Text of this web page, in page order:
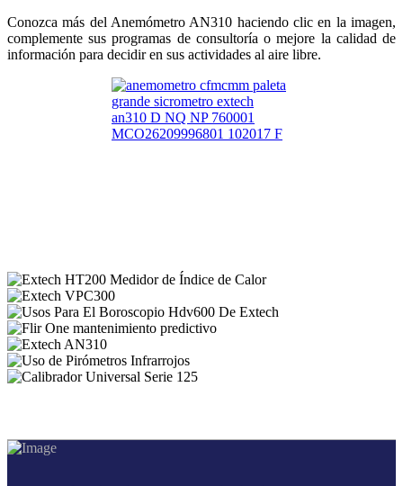
Conozca más del Anemómetro AN310 haciendo clic en la imagen,
complemente sus programas de consultoría o mejore la calidad de
información para decidir en sus actividades al aire libre.